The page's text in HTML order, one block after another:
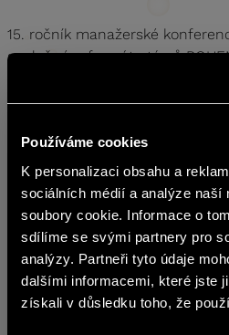
Používáme cookies
K personalizaci obsahu a
sociálních médií a analýze
soubory cookie. Informace o
sdílíme se svými partnery pro
analýzy. Partneři tyto údaje
dalšími informacemi, které jste
získali v důsledku toho, že
15. ročník manažerské
společném formátu týmů
Diskutovali jsme strategické
osvědčené postupy z českého i
Tomáše Bati, s přednáškou na
Děkujeme všem kolegům za
se na další kroky, které
Obsah stránek
vhodný pro osoby
Jste starší